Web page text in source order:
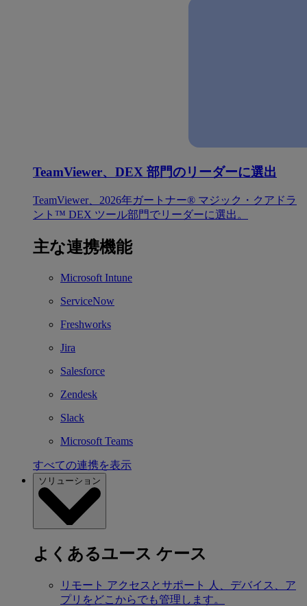
TeamViewer、DEX 部門のリーダーに選出
TeamViewer、2026年ガートナー® マジック・クアドラ
ント™ DEX ツール部門でリーダーに選出。
主な連携機能
Microsoft Intune
ServiceNow
Freshworks
Jira
Salesforce
Zendesk
Slack
Microsoft Teams
すべての連携を表示
ソリューション
よくあるユース ケース
リモート アクセスとサポート
人、デバイス、ア
プリをどこからでも管理します。